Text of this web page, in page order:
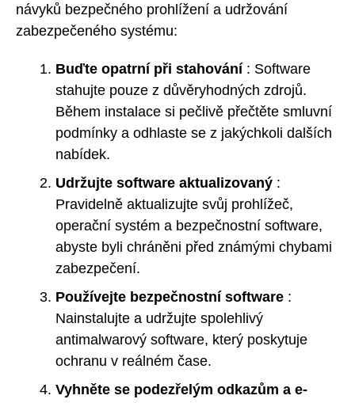
návyků bezpečného prohlížení a udržování
zabezpečeného systému:
Buďte opatrní při stahování : Software
stahujte pouze z důvěryhodných zdrojů.
Během instalace si pečlivě přečtěte smluvní
podmínky a odhlaste se z jakýchkoli dalších
nabídek.
Udržujte software aktualizovaný :
Pravidelně aktualizujte svůj prohlížeč,
operační systém a bezpečnostní software,
abyste byli chráněni před známými chybami
zabezpečení.
Používejte bezpečnostní software :
Nainstalujte a udržujte spolehlivý
antimalwarový software, který poskytuje
ochranu v reálném čase.
Vyhněte se podezřelým odkazům a e-